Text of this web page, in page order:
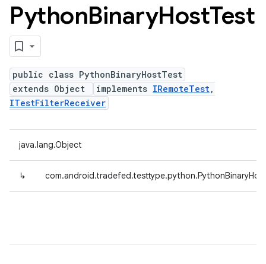
PythonBinaryHostTest
public class PythonBinaryHostTest
extends Object
implements IRemoteTest,
ITestFilterReceiver
java.lang.Object
↳